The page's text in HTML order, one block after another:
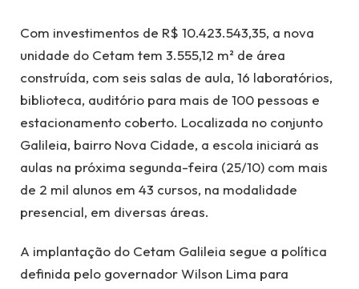
Com investimentos de R$ 10.423.543,35, a nova
unidade do Cetam tem 3.555,12 m² de área
construída, com seis salas de aula, 16 laboratórios,
biblioteca, auditório para mais de 100 pessoas e
estacionamento coberto. Localizada no conjunto
Galileia, bairro Nova Cidade, a escola iniciará as
aulas na próxima segunda-feira (25/10) com mais
de 2 mil alunos em 43 cursos, na modalidade
presencial, em diversas áreas.
A implantação do Cetam Galileia segue a política
definida pelo governador Wilson Lima para